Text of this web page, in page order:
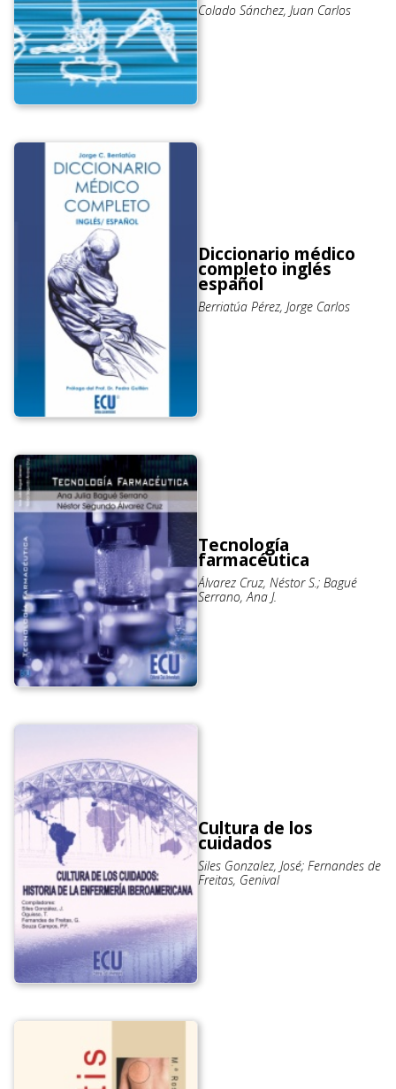
Colado Sánchez, Juan Carlos
Diccionario médico
completo inglés
español
Berriatúa Pérez, Jorge Carlos
Tecnología
farmacéutica
Álvarez Cruz, Néstor S.; Bagué
Serrano, Ana J.
Cultura de los
cuidados
Siles Gonzalez, José; Fernandes de
Freitas, Genival